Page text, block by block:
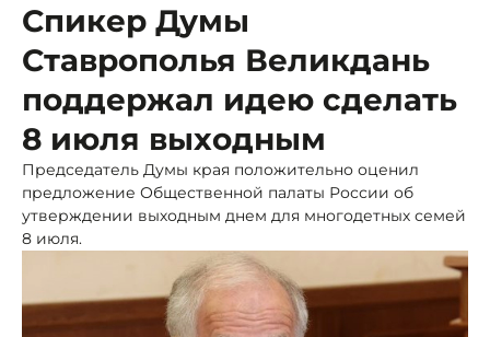
Спикер Думы
Ставрополья Великдань
поддержал идею сделать
8 июля выходным
Председатель Думы края положительно оценил
предложение Общественной палаты России об
утверждении выходным днем для многодетных семей
8 июля.